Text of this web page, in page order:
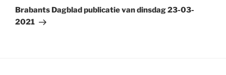
bericht
Brabants Dagblad publicatie van dinsdag 23-03-
2021